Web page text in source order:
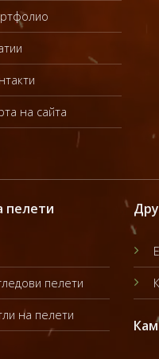
на сайта
пелети
пелети
на пелети